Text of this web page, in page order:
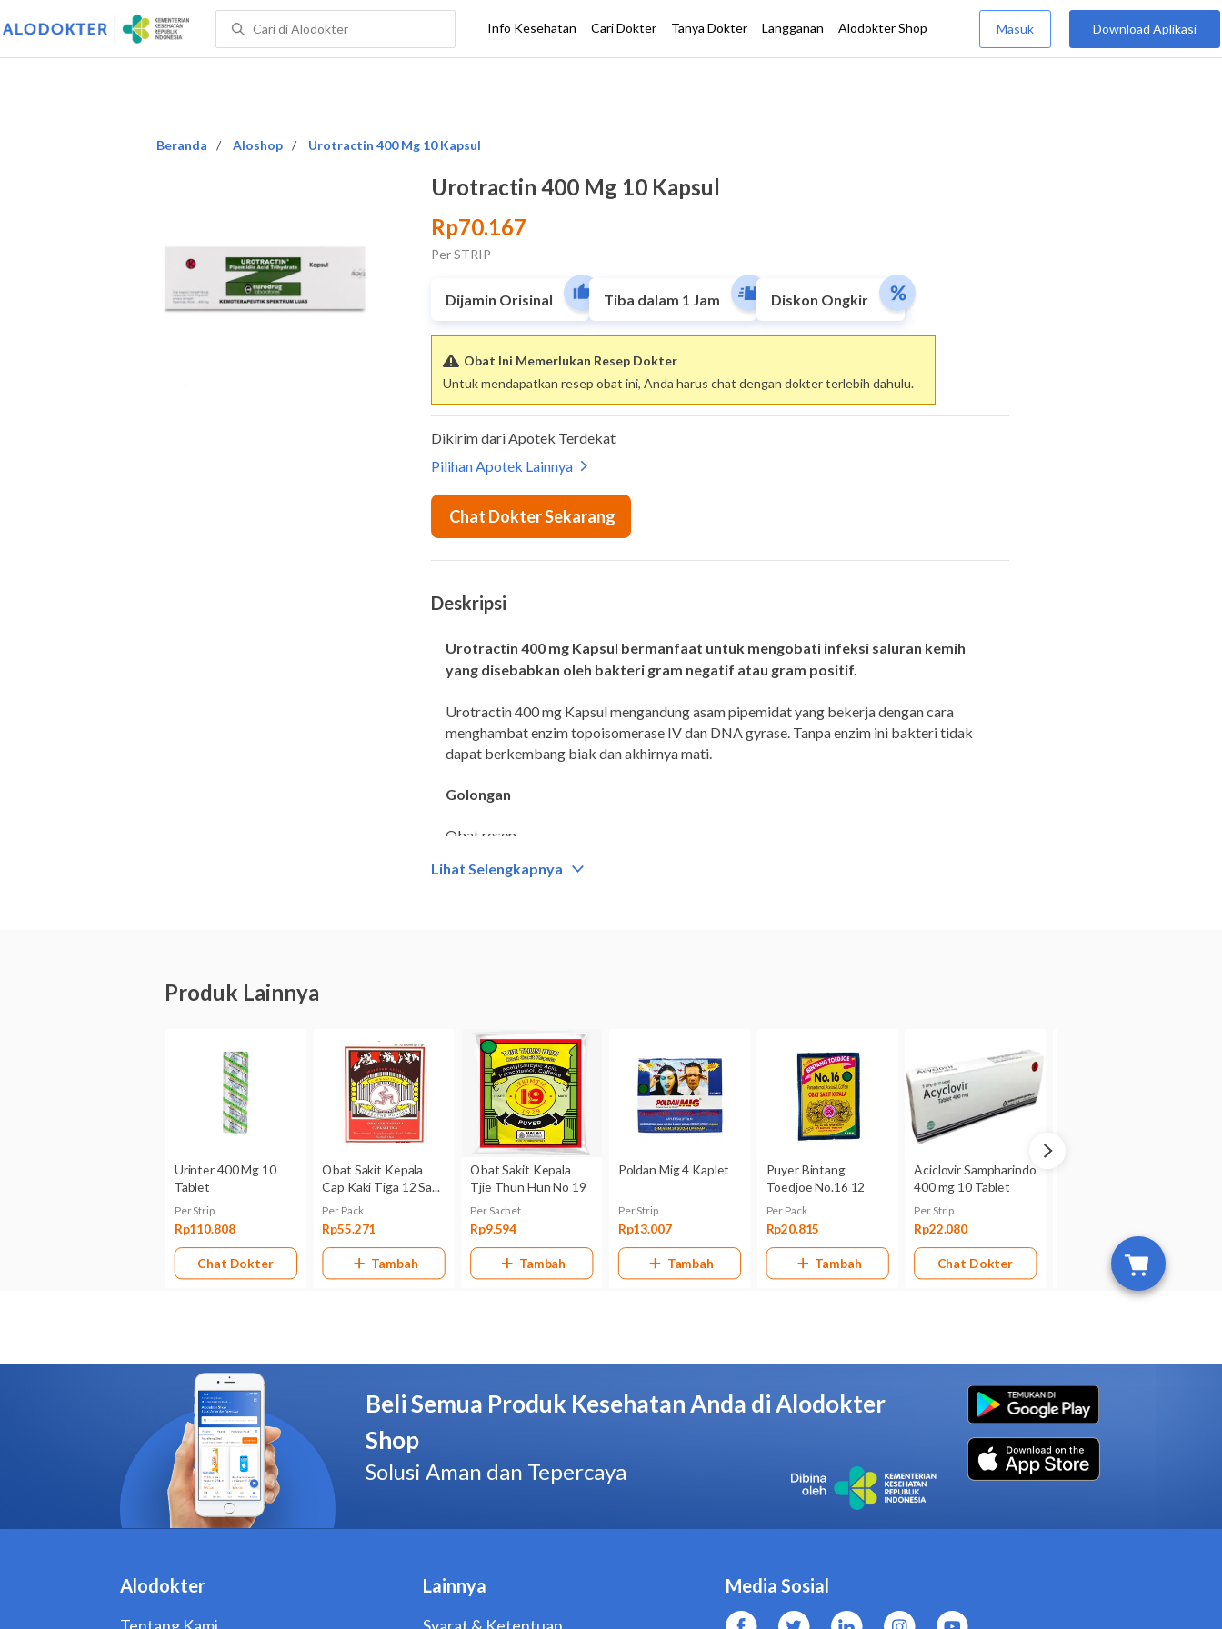
Urotractin 400 Mg 10 Kapsul
Rp70.167
Per STRIP
Dijamin Orisinal Tiba dalam 1 Jam Diskon Ongkir
Obat Ini Memerlukan Resep Dokter
Untuk mendapatkan resep obat ini, Anda harus chat dengan dokter terlebih dahulu.
Deskripsi
Urotractin 400 mg Kapsul bermanfaat untuk mengobati infeksi saluran kemih
yang disebabkan oleh bakteri gram negatif atau gram positif.
Urotractin 400 mg Kapsul mengandung asam pipemidat yang bekerja dengan cara
menghambat enzim topoisomerase IV dan DNA gyrase. Tanpa enzim ini bakteri tidak
dapat berkembang biak dan akhirnya mati.
Golongan
Obat resep
Kategori
Dikonsumsi oleh
Dewasa
Kategori N:Belum dikategorikan.
Bagi ibu hamil dan sedang menyusui sebaiknya berkonsultasi terlebih dahulu dengan
dokter sebelum mengonsumsi obat ini.
Belum diketahui apakah kandungan asam pipemidat dalam Urotractin 400 mg Kapsul
bisa terserap ke dalam ASI atau tidak.
Bentuk obat
Kemasan
Strip @ 10 kapsul
No. BPOM
Lihat Selengkapnya